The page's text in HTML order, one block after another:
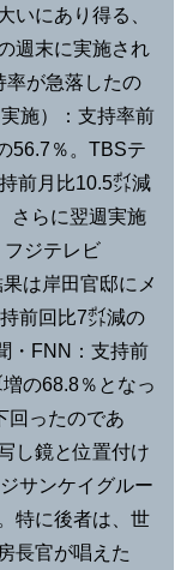
いにあり得る、
週末に実施され
率が急落したの
施）：支持率前
56.7％。TBSテ
前月比10.5㌽減
さらに翌週実施
ジテレビ
は岸田官邸にメ
前回比7㌽減の
・FNN：支持前
の68.8％となっ
回ったのであ
し鏡と位置付け
サンケイグルー
特に後者は、世
長官が唱えた